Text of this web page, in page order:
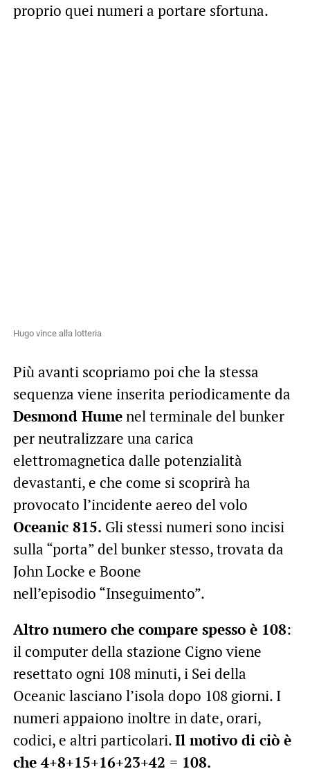
proprio quei numeri a portare sfortuna.
Hugo vince alla lotteria
Più avanti scopriamo poi che la stessa
sequenza viene inserita periodicamente da
Desmond Humenel terminale del bunker
per neutralizzare una carica
elettromagnetica dalle potenzialità
devastanti, e che come si scoprirà ha
provocato l’incidente aereo del volo
Oceanic 815. Gli stessi numeri sono incisi
sulla “porta” del bunker stesso, trovata da
John Locke e Boone
nell’episodio “Inseguimento”.
Altro numero che compare spesso è 108:
il computer della stazione Cigno viene
resettato ogni 108 minuti, i Sei della
Oceanic lasciano l’isola dopo 108 giorni. I
numeri appaiono inoltre in date, orari,
codici, e altri particolari.Il motivo di ciò è
che 4+8+15+16+23+42 = 108.